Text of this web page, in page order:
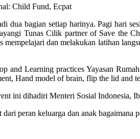
Child Fund, Ecpat
dua bagian setiap harinya. Pagi hari
Tunas Cilik partner of Save the
mempelajari dan melakukan latihan
and Learning practices Yayasan
Hand model of brain, flip the lid and
ini dihadiri Menteri Sosial Indonesia,
peran keluarga dan anak bagaimana